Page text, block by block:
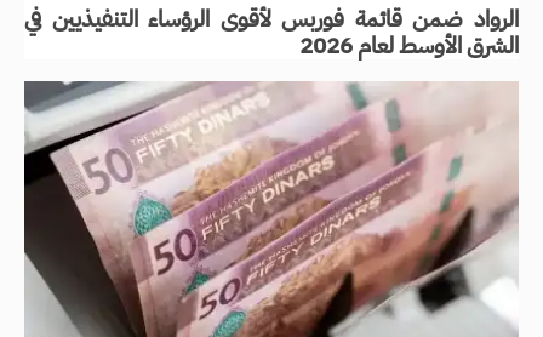
الرواد ضمن قائمة فوربس لأقوى الرؤساء التنفيذيين في
الشرق الأوسط لعام 2026